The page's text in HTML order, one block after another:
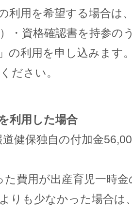
利用を希望する場合は
・資格確認書を持参の
の利用を申し込みます
ださい。
利用した場合
健保独自の付加金
た費用が出産育児一時
りも少なかった場合は